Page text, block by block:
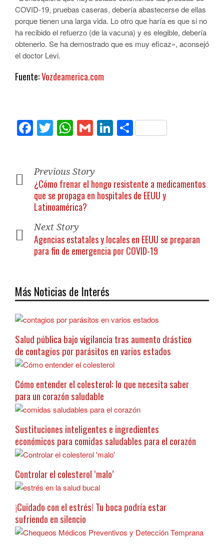
COVID-19, pruebas caseras, debería abastecerse de ellas
porque tienen una larga vida. Lo otro que haría es que si no
ha recibido el refuerzo (de la vacuna) y es elegible, debería
obtenerlo. Se ha demostrado que es muy eficaz», aconsejó
el doctor Levi.
Fuente:Vozdeamerica.com
Facebook
TwitterWhatsApp
GmailLinkedIn
Compartir
Previous Story
¿Cómo frenar el hongo resistente a medicamentos
que se propaga en hospitales de EEUU y
Latinoamérica?
Next Story
Agencias estatales y locales en EEUU se preparan
para fin de emergencia por COVID-19
Más Noticias de Interés
Salud pública bajo vigilancia tras aumento drástico
de contagios por parásitos en varios estados
Cómo entender el colesterol: lo que necesita saber
para un corazón saludable
Sustituciones inteligentes e ingredientes
económicos para comidas saludables para el corazón
Controlar el colesterol ‘malo’
¡Cuidado con el estrés! Tu boca podría estar
sufriendo en silencio